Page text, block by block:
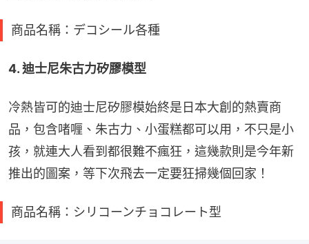
商品名稱：デコシール各種
4. 迪士尼朱古力矽膠模型
冷熱皆可的迪士尼矽膠模始終是日本大創的熱賣商
品，包含啫喱、朱古力、小蛋糕都可以用，不只是小
孩，就連大人看到都很難不瘋狂，這幾款則是今年新
推出的圖案，等下次飛去一定要狂掃幾個回家！
商品名稱：シリコーンチョコレート型